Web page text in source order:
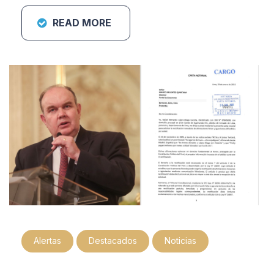
READ MORE
Alertas Destacados Noticias